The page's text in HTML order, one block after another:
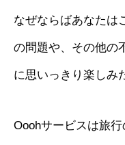
なぜならばあなたは
の問題や、その他の
に思いっきり楽しみ
Ooohサービスは旅